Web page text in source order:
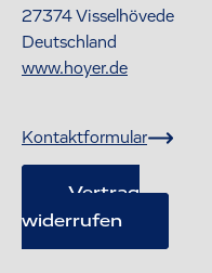
27374Visselhövede
Deutschland
www.hoyer.de
Kontaktformular
Vertrag
widerrufen